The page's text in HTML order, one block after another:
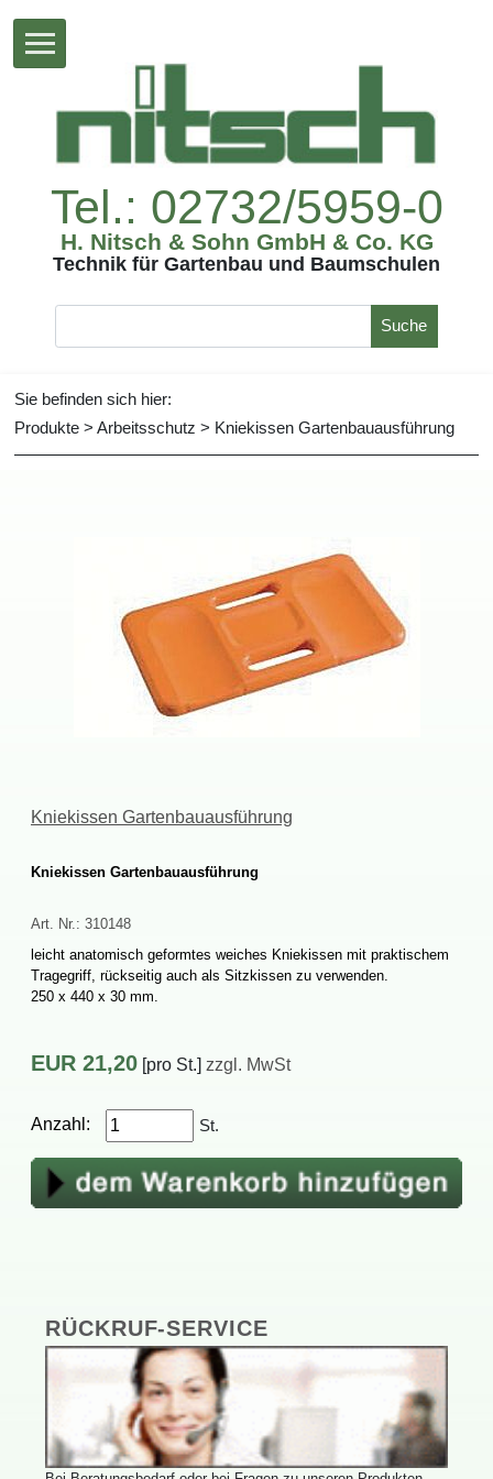
Tel.:02732/5959-0
H.Nitsch&SohnGmbH&Co.KG
TechnikfürGartenbauundBaumschulen
Suche
Siebefindensichhier:
Produkte > Arbeitsschutz > KniekissenGartenbauausführung
KniekissenGartenbauausführung
KniekissenGartenbauausführung
Art.Nr.: 310148
leichtanatomischgeformtesweichesKniekissenmitpraktischem
Tragegriff,rückseitigauchalsSitzkissenzuverwenden.
250x440x30mm.
EUR 21,20 [proSt.] zzgl.MwSt
Anzahl: St.
RÜCKRUF-SERVICE